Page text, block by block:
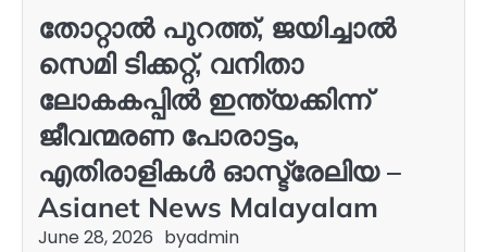
തോറ്റാല്‍ പുറത്ത്, ജയിച്ചാല്‍
സെമി ടിക്കറ്റ്, വനിതാ
ലോകകപ്പിൽ ഇന്ത്യക്കിന്ന്
ജീവന്മരണ പോരാട്ടം,
എതിരാളികള്‍ ഓസ്ട്രേലിയ –
Asianet News Malayalam
June 28, 2026 byadmin